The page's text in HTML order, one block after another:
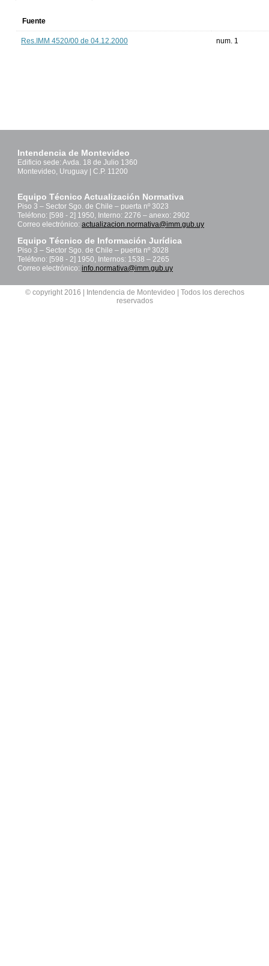
Fuente
Res.IMM 4520/00 de 04.12.2000 num. 1
Intendencia de Montevideo
Edificio sede: Avda. 18 de Julio 1360
Montevideo, Uruguay | C.P. 11200
Equipo Técnico Actualización Normativa
Piso 3 – Sector Sgo. de Chile – puerta nº 3023
Teléfono: [598 - 2] 1950, Interno: 2276 – anexo: 2902
Correo electrónico: actualizacion.normativa@imm.gub.uy
Equipo Técnico de Información Jurídica
Piso 3 – Sector Sgo. de Chile – puerta nº 3028
Teléfono: [598 - 2] 1950, Internos: 1538 – 2265
Correo electrónico: info.normativa@imm.gub.uy
© copyright 2016 | Intendencia de Montevideo | Todos los derechos
reservados